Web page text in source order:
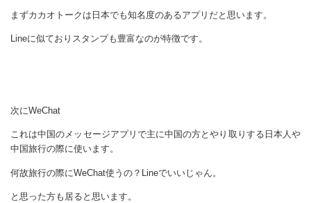
まずカカオトークは日本でも知名度のあるアプリだと思います。
Lineに似ておりスタンプも豊富なのが特徴です。
次にWeChat
これは中国のメッセージアプリで主に中国の方とやり取りする日本人や
中国旅行の際に使います。
何故旅行の際にWeChat使うの？Lineでいいじゃん。
と思った方も居ると思います。